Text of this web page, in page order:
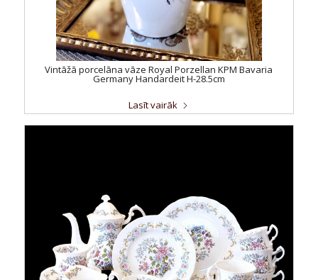
Vintāžā porcelāna vāze Royal Porzellan KPM Bavaria
Germany Handardeit H-28.5cm
Lasīt vairāk